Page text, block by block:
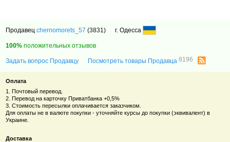
Продавецchernomorets_57 (3831) г. Одесса
100% положительных отзывов
Задать вопрос Продавцу Посмотреть товары Продавца8196
Оплата
1. Почтовый перевод.
2. Перевод на карточку Приватбанка +0,5%
3. Стоимость пересылки оплачивается заказчиком.
Для оплаты не в валюте покупки - уточняйте курсы до покупки (эквивалент) в
Украине.
Доставка